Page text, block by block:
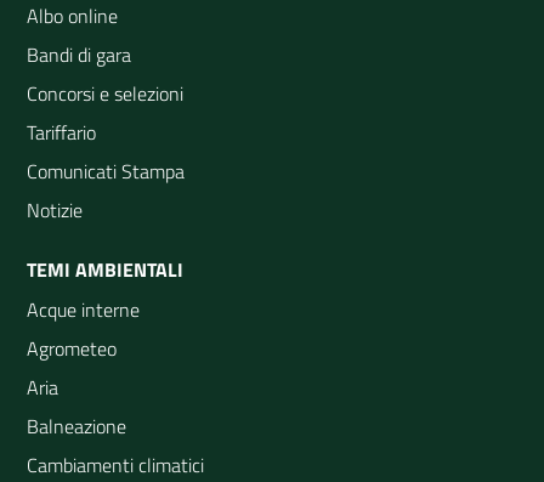
Albo online
Bandi di gara
Concorsi e selezioni
Tariffario
Comunicati Stampa
Notizie
TEMI AMBIENTALI
Acque interne
Agrometeo
Aria
Balneazione
Cambiamenti climatici